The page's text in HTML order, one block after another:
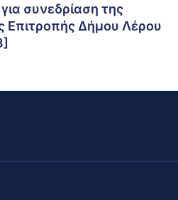
συνεδρίαση της
Επιτροπής Δήμου Λέρου